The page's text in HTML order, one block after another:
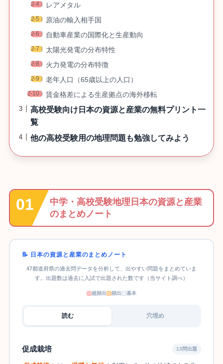
レアメタル
原油の輸入相手国
自動車産業の国際化と生産動向
太陽光発電の分布特性
火力発電の分布特徴
老年人口（65歳以上の人口）
賃金格差による生産拠点の海外移転
高校受験向け日本の資源と産業の無料プリント一
覧
他の高校受験用の地理問題も勉強してみよう
中学・高校受験地理日本の資源と産業
のまとめノート
📝 日本の資源と産業のまとめノート
47都道府県の過去問データを分析して、出やすい問題をまとめていま
す。出題数は過去に入試で出題された数です（当サイト調べ）
超頻出 頻出 基本
読む 穴埋め
促成栽培 13問出題